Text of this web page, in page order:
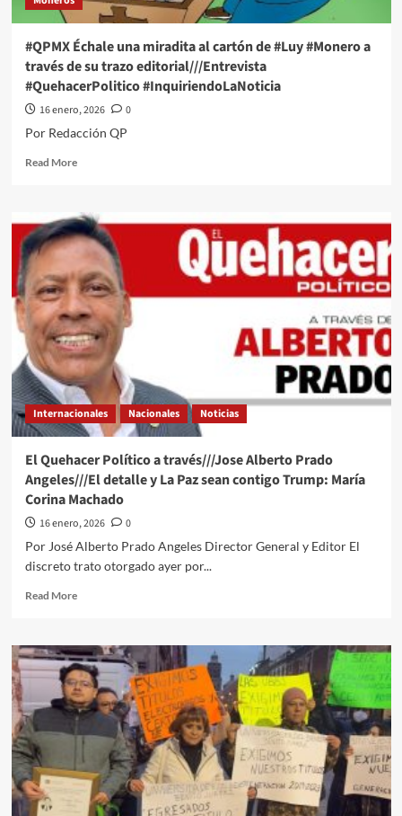
#QPMX Échale una miradita al cartón de #Luy #Monero a
través de su trazo editorial///Entrevista
#QuehacerPolitico #InquiriendoLaNoticia
16 enero, 2026
0
Por Redacción QP
Read MoreRead
#QPMX
Échale
una
miradita
al
cartón
de
#Luy
#Monero
a
través
de
su
trazo
#QuehacerPolitico
#InquiriendoLaNoticia
Internacionales Nacionales Noticias
El Quehacer Político a través///Jose Alberto Prado
Angeles///El detalle y La Paz sean contigo Trump: María
Corina Machado
16 enero, 2026
0
Por José Alberto Prado Angeles Director General y Editor El
discreto trato otorgado ayer por...
Read MoreRead
El
Quehacer
Político
a
través///Jose
Prado
Angeles///El
detalle